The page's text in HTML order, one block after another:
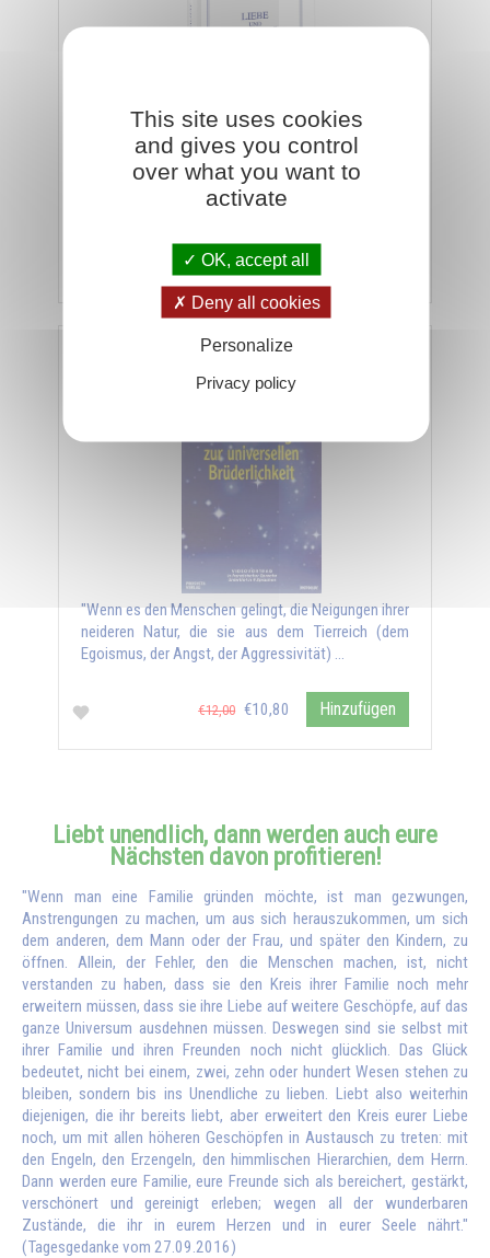
Es scheint, als wäre über Liebe und Sexualität
bereits alles gesagt. Unbeachtet jedoch bleibt die
Tatsache, dass die Kraft der Liebe, die …
€27,00 €24,30
Auf dem Weg zur universellen Brüderlichkeit
"Wenn es den Menschen gelingt, die Neigungen ihrer
neideren Natur, die sie aus dem Tierreich (dem
Egoismus, der Angst, der Aggressivität) …
€12,00 €10,80 Hinzufügen
Liebt unendlich, dann werden auch eure
Nächsten davon profitieren!
"Wenn man eine Familie gründen möchte, ist man gezwungen,
Anstrengungen zu machen, um aus sich herauszukommen, um sich
dem anderen, dem Mann oder der Frau, und später den Kindern, zu
öffnen. Allein, der Fehler, den die Menschen machen, ist, nicht
verstanden zu haben, dass sie den Kreis ihrer Familie noch mehr
erweitern müssen, dass sie ihre Liebe auf weitere Geschöpfe, auf das
ganze Universum ausdehnen müssen. Deswegen sind sie selbst mit
ihrer Familie und ihren Freunden noch nicht glücklich. Das Glück
bedeutet, nicht bei einem, zwei, zehn oder hundert Wesen stehen zu
bleiben, sondern bis ins Unendliche zu lieben. Liebt also weiterhin
diejenigen, die ihr bereits liebt, aber erweitert den Kreis eurer Liebe
noch, um mit allen höheren Geschöpfen in Austausch zu treten: mit
den Engeln, den Erzengeln, den himmlischen Hierarchien, dem Herrn.
Dann werden eure Familie, eure Freunde sich als bereichert, gestärkt,
verschönert und gereinigt erleben; wegen all der wunderbaren
Zustände, die ihr in eurem Herzen und in eurer Seele nährt."
(Tagesgedanke vom 27.09.2016)
This site uses cookies
and gives you control
over what you want to
activate
OK, accept all
Deny all cookies
Personalize
Privacy policy